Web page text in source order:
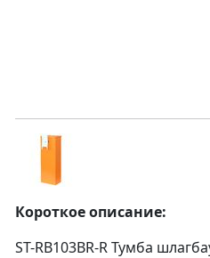
Короткое описание:
ST-RB103BR-R Тумба